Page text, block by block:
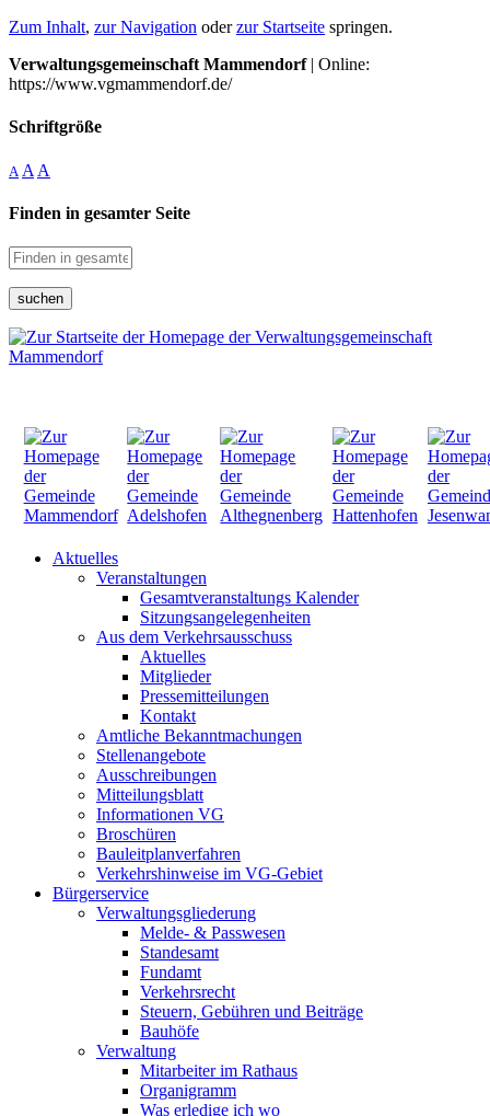
Zum Inhalt, zur Navigation oderzur Startseite springen.
Verwaltungsgemeinschaft Mammendorf| Online:
https://www.vgmammendorf.de/
Schriftgröße
A A A
Finden in gesamter Seite
suchen
Aktuelles
Veranstaltungen
Gesamtveranstaltungs Kalender
Sitzungsangelegenheiten
Aus dem Verkehrsausschuss
Aktuelles
Mitglieder
Pressemitteilungen
Kontakt
Amtliche Bekanntmachungen
Stellenangebote
Ausschreibungen
Mitteilungsblatt
Informationen VG
Broschüren
Bauleitplanverfahren
Verkehrshinweise im VG-Gebiet
Bürgerservice
Verwaltungsgliederung
Melde- & Passwesen
Standesamt
Fundamt
Verkehrsrecht
Steuern, Gebühren und Beiträge
Bauhöfe
Verwaltung
Mitarbeiter im Rathaus
Organigramm
Was erledige ich wo